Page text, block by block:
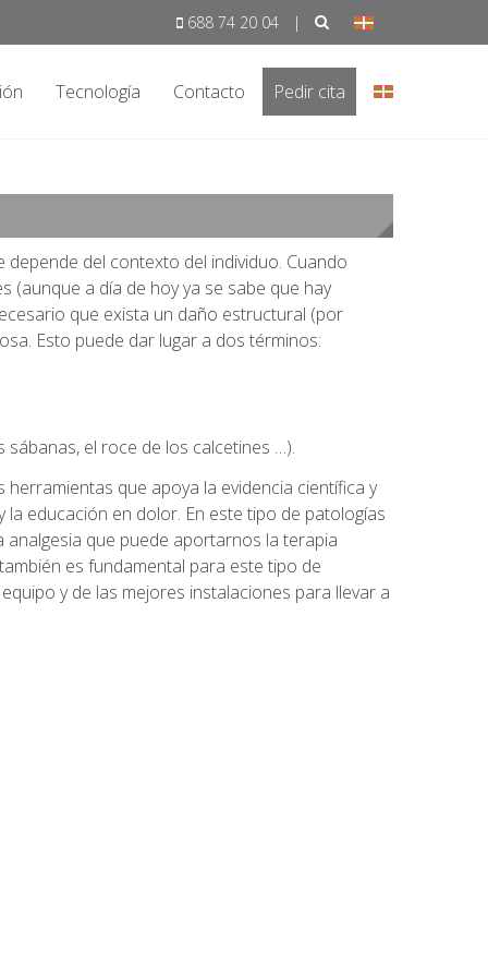
688 74 20 04 |
Barakaldo
Tecnología Contacto Pedir cita
del contexto del individuo. Cuando
a día de hoy ya se sabe que hay
que exista un daño estructural (por
Esto puede dar lugar a dos términos:
el roce de los calcetines …).
que apoya la evidencia científica y
educación en dolor. En este tipo de patologías
que puede aportarnos la terapia
es fundamental para este tipo de
y de las mejores instalaciones para llevar a